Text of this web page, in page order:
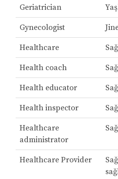
Geriatrician
Gynecologist
Healthcare
Health coach
Health educator
Health inspector
Healthcare
administrator
Healthcare Provider